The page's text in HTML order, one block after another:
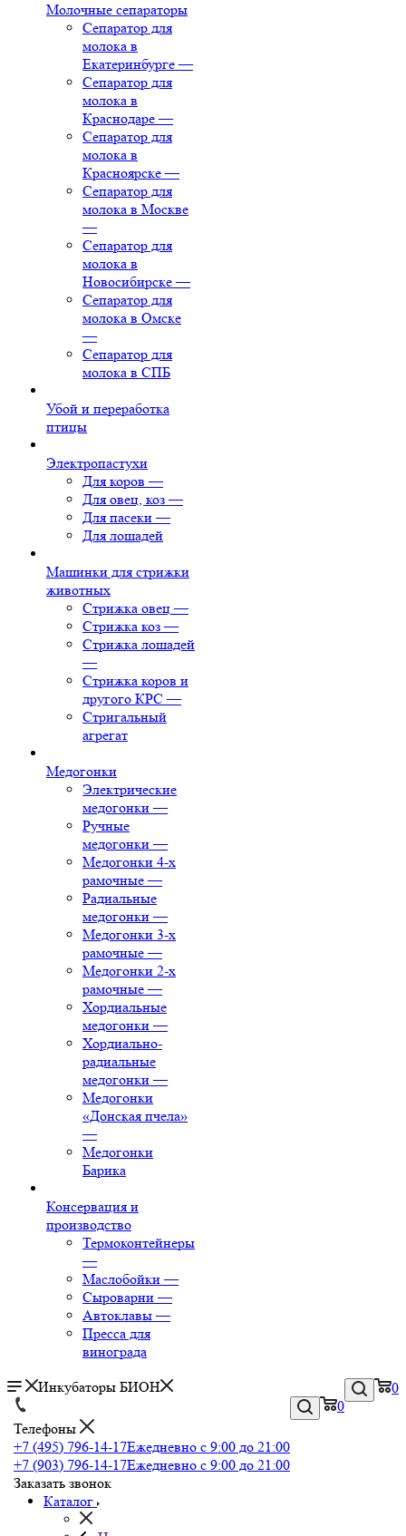
Молочные сепараторы
Сепаратор для
молока в
Екатеринбурге —
Сепаратор для
молока в
Краснодаре —
Сепаратор для
молока в
Красноярске —
Сепаратор для
молока в Москве
—
Сепаратор для
молока в
Новосибирске —
Сепаратор для
молока в Омске
—
Сепаратор для
молока в СПБ
Убой и переработка
птицы
Электропастухи
Для коров —
Для овец, коз —
Для пасеки —
Для лошадей
Машинки для стрижки
животных
Стрижка овец —
Стрижка коз —
Стрижка лошадей
—
Стрижка коров и
другого КРС —
Стригальный
агрегат
Медогонки
Электрические
медогонки —
Ручные
медогонки —
Медогонки 4-х
рамочные —
Радиальные
медогонки —
Медогонки 3-х
рамочные —
Медогонки 2-х
рамочные —
Хордиальные
медогонки —
Хордиально-
радиальные
медогонки —
Медогонки
«Донская пчела»
—
Медогонки
Барика
Консервация и
производство
Термоконтейнеры
—
Маслобойки —
Сыроварни —
Автоклавы —
Пресса для
винограда
0
Инкубаторы БИОН
0
Телефоны
+7 (495) 796-14-17Ежедневно с 9:00 до 21:00
+7 (903) 796-14-17Ежедневно с 9:00 до 21:00
Заказать звонок
Каталог